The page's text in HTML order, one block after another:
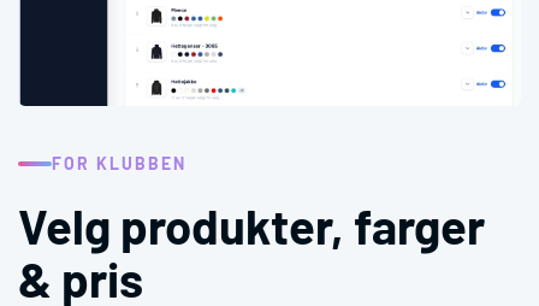
FOR KLUBBEN
Velg produkter, farger
& pris